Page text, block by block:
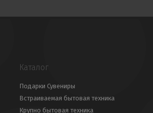
Каталог
Подарки Сувениры
Встраиваемая бытовая техника
Крупно бытовая техника